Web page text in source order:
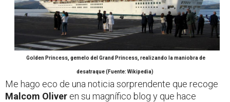
Golden Princess, gemelo del Grand Princess, realizando la maniobra de
desatraque (Fuente: Wikipedia)
Me hago eco de una noticia sorprendente que recoge
Malcom Oliver en su magnífico blog y que hace